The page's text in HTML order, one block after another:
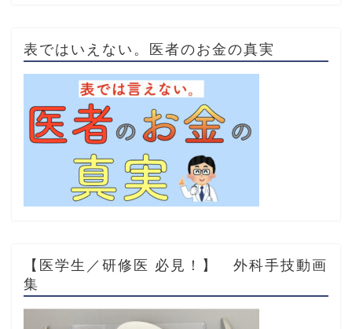
表ではいえない。医者のお金の真実
【医学生／研修医 必見！】 外科手技動画
集